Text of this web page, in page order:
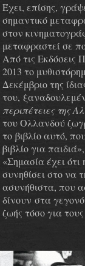
Έχει, επίσης,
σημαντικό
στον
μεταφραστεί σε
Από τις Εκδόσεις
2013 το
Δεκέμβριο της
του,
περιπέτειες της
του Ολλανδού
τοβιβλίο αυτό,
βιβλίο για
«Σημασία έχει
συνηθίσει στο να
ασυνήθιστα, που
δίνουνστα
ζωής τόσο για